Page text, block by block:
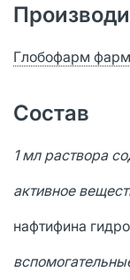
Глобофарм
Состав
1 мл раствора
активное
нафтифина